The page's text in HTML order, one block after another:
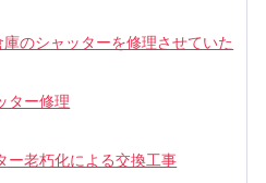
のシャッターを修理させていた
ター修理
ー老朽化による交換工事